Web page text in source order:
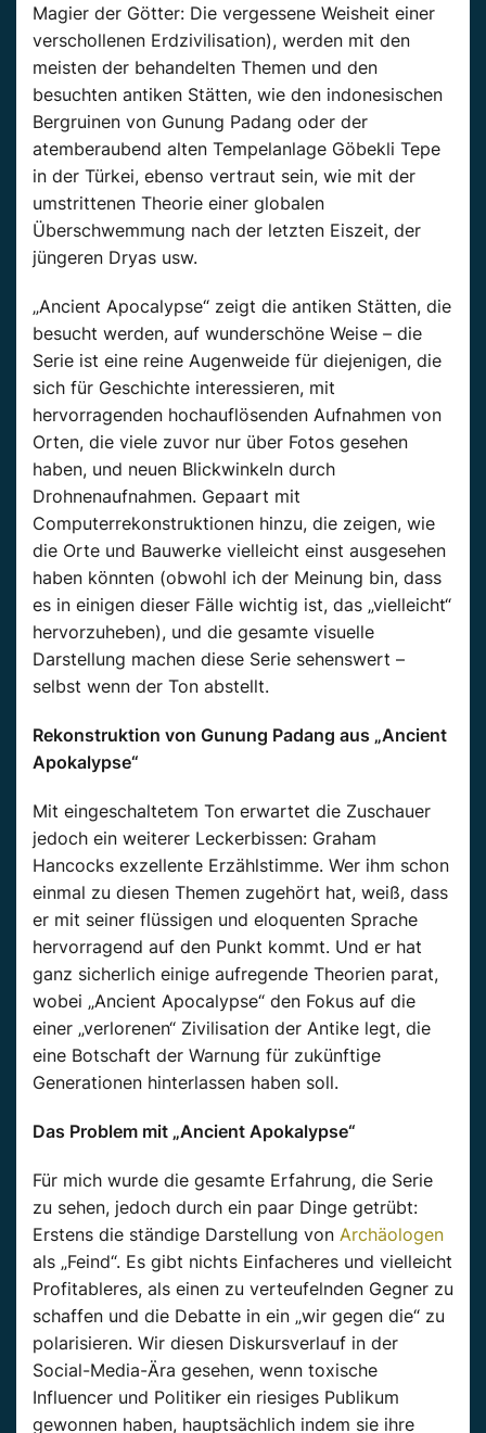
Magier der Götter: Die vergessene Weisheit einer
verschollenen Erdzivilisation), werden mit den
meisten der behandelten Themen und den
besuchten antiken Stätten, wie den indonesischen
Bergruinen von Gunung Padang oder der
atemberaubend alten Tempelanlage Göbekli Tepe
in der Türkei, ebenso vertraut sein, wie mit der
umstrittenen Theorie einer globalen
Überschwemmung nach der letzten Eiszeit, der
jüngeren Dryas usw.
„Ancient Apocalypse“ zeigt die antiken Stätten, die
besucht werden, auf wunderschöne Weise – die
Serie ist eine reine Augenweide für diejenigen, die
sich für Geschichte interessieren, mit
hervorragenden hochauflösenden Aufnahmen von
Orten, die viele zuvor nur über Fotos gesehen
haben, und neuen Blickwinkeln durch
Drohnenaufnahmen. Gepaart mit
Computerrekonstruktionen hinzu, die zeigen, wie
die Orte und Bauwerke vielleicht einst ausgesehen
haben könnten (obwohl ich der Meinung bin, dass
es in einigen dieser Fälle wichtig ist, das „vielleicht“
hervorzuheben), und die gesamte visuelle
Darstellung machen diese Serie sehenswert –
selbst wenn der Ton abstellt.
Rekonstruktion von Gunung Padang aus „Ancient
Apokalypse“
Mit eingeschaltetem Ton erwartet die Zuschauer
jedoch ein weiterer Leckerbissen: Graham
Hancocks exzellente Erzählstimme. Wer ihm schon
einmal zu diesen Themen zugehört hat, weiß, dass
er mit seiner flüssigen und eloquenten Sprache
hervorragend auf den Punkt kommt. Und er hat
ganz sicherlich einige aufregende Theorien parat,
wobei „Ancient Apocalypse“ den Fokus auf die
einer „verlorenen“ Zivilisation der Antike legt, die
eine Botschaft der Warnung für zukünftige
Generationen hinterlassen haben soll.
Das Problem mit „Ancient Apokalypse“
Für mich wurde die gesamte Erfahrung, die Serie
zu sehen, jedoch durch ein paar Dinge getrübt:
Erstens die ständige Darstellung von Archäologen
als „Feind“. Es gibt nichts Einfacheres und vielleicht
Profitableres, als einen zu verteufelnden Gegner zu
schaffen und die Debatte in ein „wir gegen die“ zu
polarisieren. Wir diesen Diskursverlauf in der
Social-Media-Ära gesehen, wenn toxische
Influencer und Politiker ein riesiges Publikum
gewonnen haben, hauptsächlich indem sie ihre